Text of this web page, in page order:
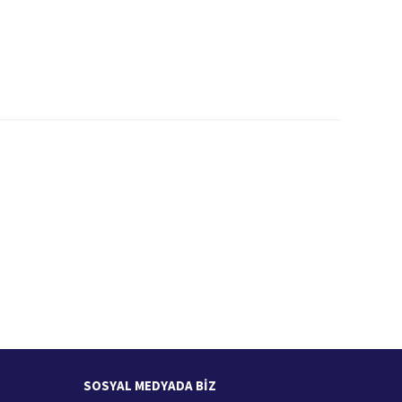
SOSYAL MEDYADA BİZ